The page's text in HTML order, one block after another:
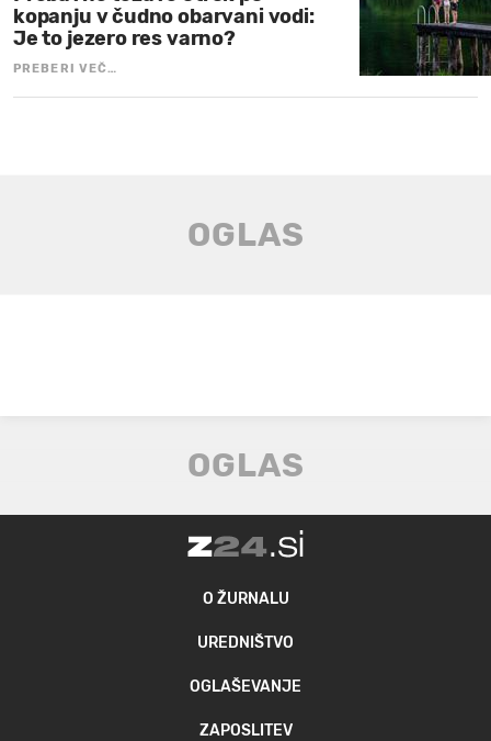
kopanju v čudno obarvani vodi:
Je to jezero res varno?
PREBERI VEČ…
O ŽURNALU
UREDNIŠTVO
OGLAŠEVANJE
ZAPOSLITEV